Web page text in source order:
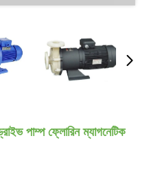
পাম্প ফ্লোরিন ম্যাগনেটিক